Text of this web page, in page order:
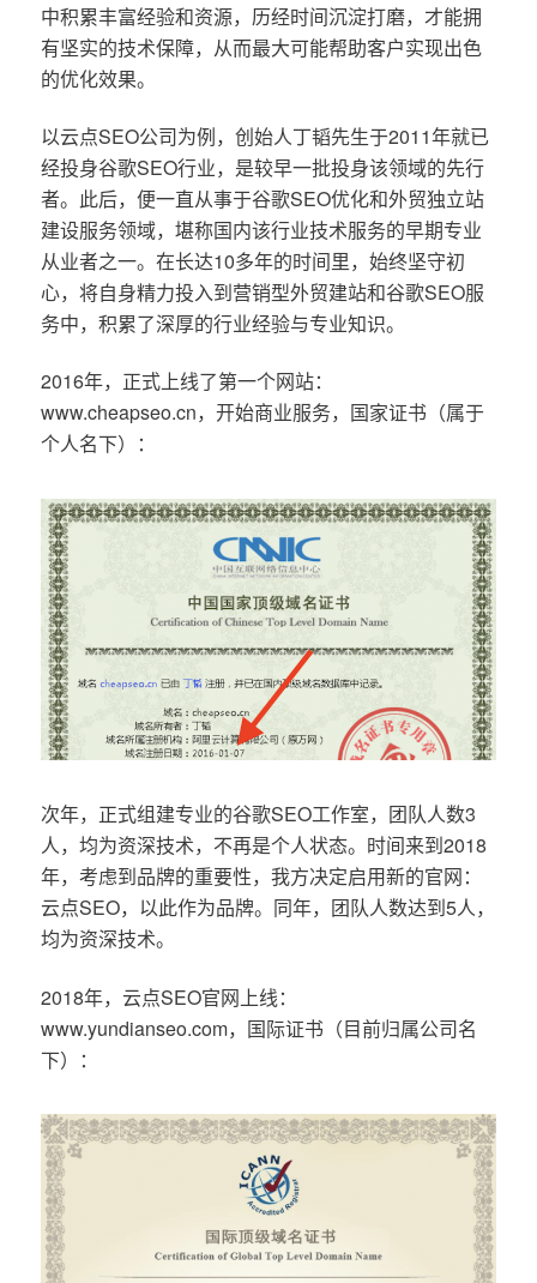
中积累丰富经验和资源，历经时间沉淀打磨，才能拥
有坚实的技术保障，从而最大可能帮助客户实现出色
的优化效果。
以云点SEO公司为例，创始人丁韬先生于2011年就已
经投身谷歌SEO行业，是较早一批投身该领域的先行
者。此后，便一直从事于谷歌SEO优化和外贸独立站
建设服务领域，堪称国内该行业技术服务的早期专业
从业者之一。在长达10多年的时间里，始终坚守初
心，将自身精力投入到营销型外贸建站和谷歌SEO服
务中，积累了深厚的行业经验与专业知识。
2016年，正式上线了第一个网站：
www.cheapseo.cn，开始商业服务，国家证书（属于
个人名下）：
次年，正式组建专业的谷歌SEO工作室，团队人数3
人，均为资深技术，不再是个人状态。时间来到2018
年，考虑到品牌的重要性，我方决定启用新的官网：
云点SEO，以此作为品牌。同年，团队人数达到5人，
均为资深技术。
2018年，云点SEO官网上线：
www.yundianseo.com，国际证书（目前归属公司名
下）：